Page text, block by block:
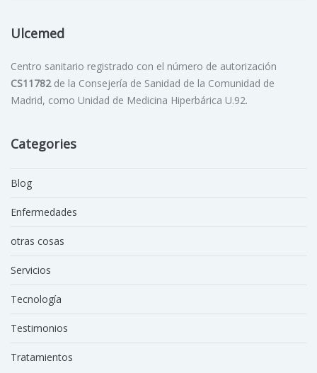
Ulcemed
Centro sanitario registrado con el número de autorización
CS11782de la Consejería de Sanidad de la Comunidad de
Madrid, como Unidad de Medicina Hiperbárica U.92.
Categories
Blog
Enfermedades
otras cosas
Servicios
Tecnología
Testimonios
Tratamientos